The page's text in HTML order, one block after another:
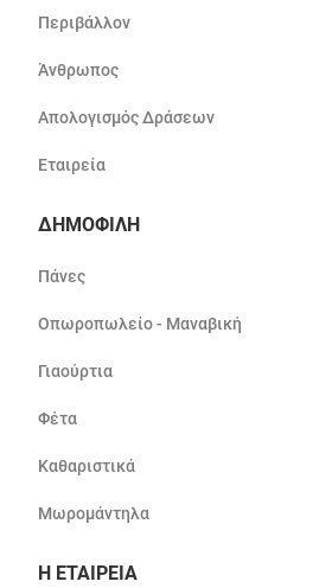
Περιβάλλον
Άνθρωπος
Απολογισμός Δράσεων
Εταιρεία
ΔΗΜΟΦΙΛΗ
Πάνες
Οπωροπωλείο - Μαναβική
Γιαούρτια
Φέτα
Καθαριστικά
Μωρομάντηλα
Η ΕΤΑΙΡΕΙΑ